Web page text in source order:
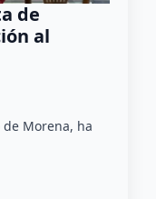
de
al
Morena, ha